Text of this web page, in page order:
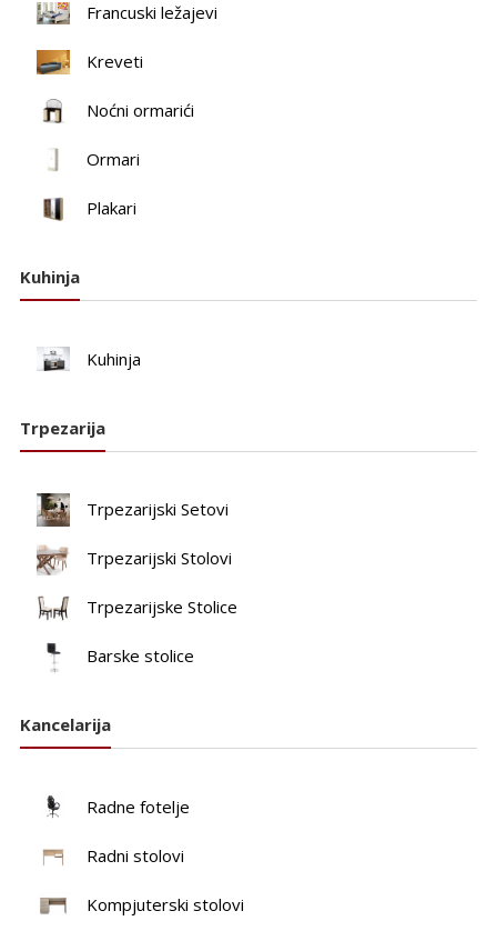
Francuski ležajevi
Kreveti
Noćni ormarići
Ormari
Plakari
Kuhinja
Kuhinja
Trpezarija
Trpezarijski Setovi
Trpezarijski Stolovi
Trpezarijske Stolice
Barske stolice
Kancelarija
Radne fotelje
Radni stolovi
Kompjuterski stolovi